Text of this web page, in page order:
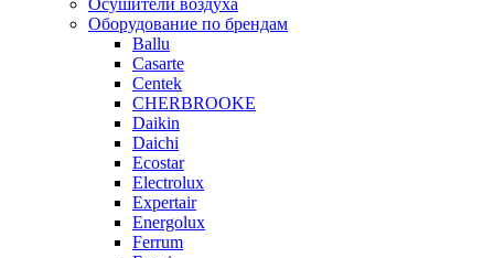
Оборудование по брендам
Ballu
Casarte
Centek
CHERBROOKE
Daikin
Daichi
Ecostar
Electrolux
Expertair
Energolux
Ferrum